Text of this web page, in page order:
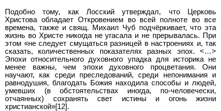
Подобно тому, как Лосский утверждал, что Церковь
Христова обладает Откровением во всей полноте во все
времена, также и свящ. Михаил Чуб подчёркивает, что эта
жизнь во Христе никогда не угасала и не прерывалась. При
этом «не следует смущаться разницей в настроениях и, так
сказать, количественных показателях разных эпох. <…>
Эпохи относительного духовного упадка для историка не
менее важны, чем эпохи духовного процветания. Они
научают, как среди преследований, среди непонимания и
равнодушия, благодать Божия находила способы и людей,
умевших (в обстоятельствах иногда, по-человечески,
отчаянных) сохранять свет истины и огонь жизни
христианской»[12].